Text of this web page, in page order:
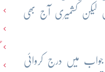
کشمیری آج بھی
جواب میں درج کروائی